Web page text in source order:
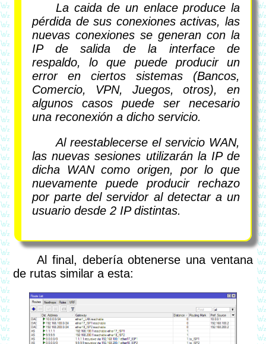
La caida de un enlace produce la
pérdida de sus conexiones activas, las
nuevas conexiones se generan con la
IP de salida de la interface de
respaldo, lo que puede producir un
error en ciertos sistemas (Bancos,
Comercio, VPN, Juegos, otros), en
algunos casos puede ser necesario
una reconexión a dicho servicio.
Al reestablecerse el servicio WAN,
las nuevas sesiones utilizarán la IP de
dicha WAN como origen, por lo que
nuevamente puede producir rechazo
por parte del servidor al detectar a un
usuario desde 2 IP distintas.
Al final, debería obtenerse una ventana
de rutas similar a esta: